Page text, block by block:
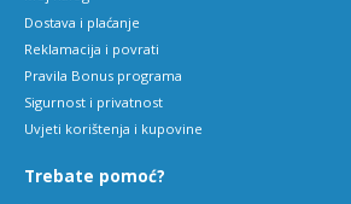
Dostava i plaćanje
Reklamacija i povrati
Pravila Bonus programa
Sigurnost i privatnost
Uvjeti korištenja i kupovine
Trebate pomoć?